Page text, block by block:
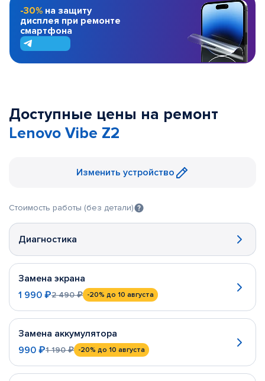
-30% на защиту
дисплея при ремонте
смартфона
Доступные цены на ремонт
Lenovo Vibe Z2
Изменить устройство
Стоимость работы (без детали)
Диагностика
Замена экрана
1 990 ₽2 490 ₽ -20% до 10 августа
Замена аккумулятора
990 ₽1 190 ₽ -20% до 10 августа